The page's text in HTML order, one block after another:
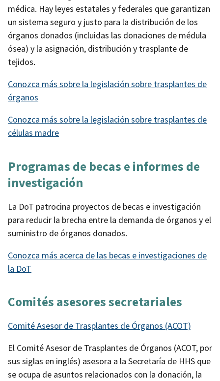
médica. Hay leyes estatales y federales que garantizan
un sistema seguro y justo para la distribución de los
órganos donados (incluidas las donaciones de médula
ósea) y la asignación, distribución y trasplante de
tejidos.
Conozca más sobre la legislación sobre trasplantes de
órganos
Conozca más sobre la legislación sobre trasplantes de
células madre
Programas de becas e informes de
investigación
La DoT patrocina proyectos de becas e investigación
para reducir la brecha entre la demanda de órganos y el
suministro de órganos donados.
Conozca más acerca de las becas e investigaciones de
la DoT
Comités asesores secretariales
Comité Asesor de Trasplantes de Órganos (ACOT)
El Comité Asesor de Trasplantes de Órganos (ACOT, por
sus siglas en inglés) asesora a la Secretaría de HHS que
se ocupa de asuntos relacionados con la donación, la